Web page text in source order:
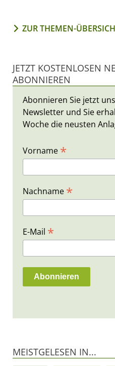
ZUR THEMEN-
JETZT KOSTENLOSEN
ABONNIEREN
Abonnieren Sie jetzt
Newsletter und Sie
Woche die neusten
Vorname *
Nachname *
E-Mail *
MEISTGELESEN IN...